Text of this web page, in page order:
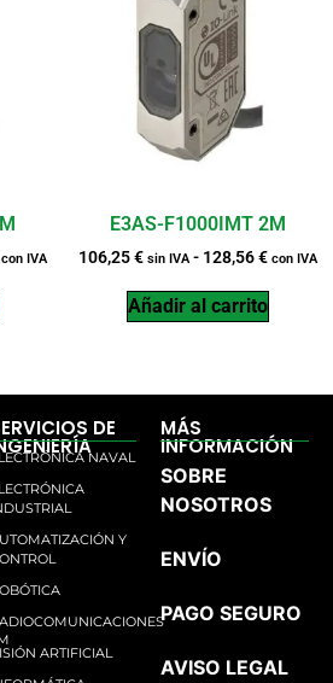
con IVA
E3AS-F1000IMT 2M
106,25€ sin IVA - 128,56€ con IVA
Añadir al carrito
DE
NAVAL
Y
ARTIFICIAL
MÁS
INFORMACIÓN
SOBRE
NOSOTROS
ENVÍO
PAGO SEGURO
AVISO LEGAL